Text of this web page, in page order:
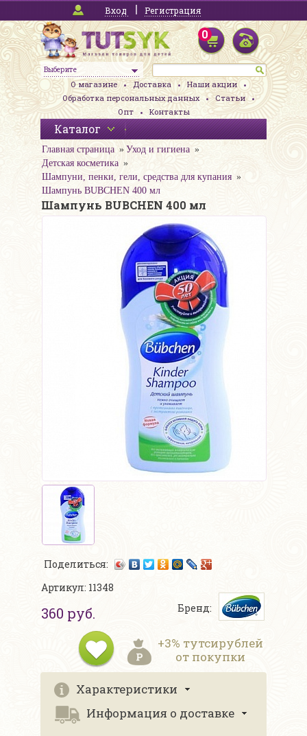
Вход Регистрация
Выберите
0
О магазине Доставка
Наши акции
Обработка персональных данных
Статьи
Опт
Контакты
Каталог
Главная страница
Уход и гигиена
Детская косметика
Шампуни, пенки, гели, средства для купания
Шампунь BUBCHEN 400 мл
Шампунь BUBCHEN 400 мл
Поделиться:
Артикул: 11348
360 руб. Бренд:
+3% тутсирублей
от покупки
Характеристики
Информация о доставке